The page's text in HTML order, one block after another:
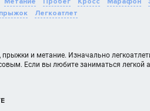
Легкоатлет
прыжки и метание. Изначально
Если вы любите заниматься легкой